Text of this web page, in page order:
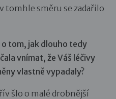
tomhle směru se zadařilo
tom, jak dlouho tedy
vnímat, že Váš léčivy
vlastně vypadaly?
šlo o malé drobnější